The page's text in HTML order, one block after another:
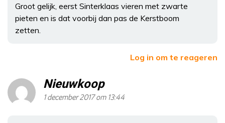
Groot gelijk, eerst Sinterklaas vieren met zwarte
pieten en is dat voorbij dan pas de Kerstboom
zetten.
Log in om te reageren
Nieuwkoop
1 december 2017 om 13:44